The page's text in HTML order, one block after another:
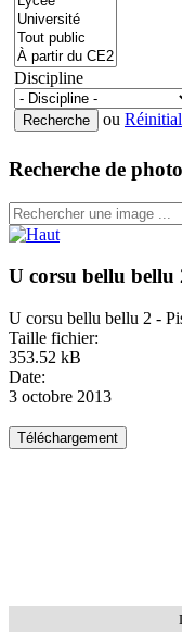
Discipline
ou
Recherche de
U corsu bellu bellu
U corsu bellu bellu 2 -
Taille fichier:
353.52 kB
Date:
3 octobre 2013